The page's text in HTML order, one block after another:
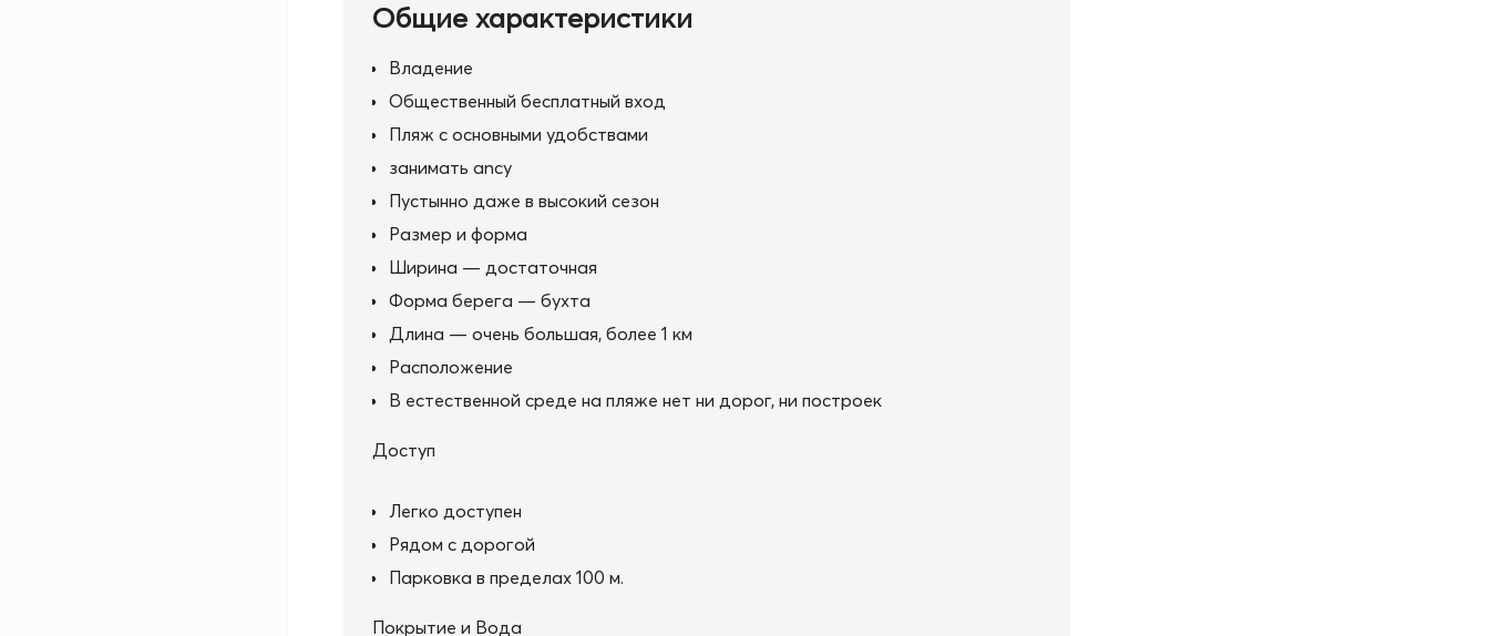
Общие характеристики
Владение
Общественный бесплатный вход
Пляж с основными удобствами
занимать ancy
Пустынно даже в высокий сезон
Размер и форма
Ширина — достаточная
Форма берега — бухта
Длина — очень большая, более 1 км
Расположение
В естественной среде на пляже нет ни дорог, ни построек
Доступ
Легко доступен
Рядом с дорогой
Парковка в пределах 100 м.
Покрытие и Вода